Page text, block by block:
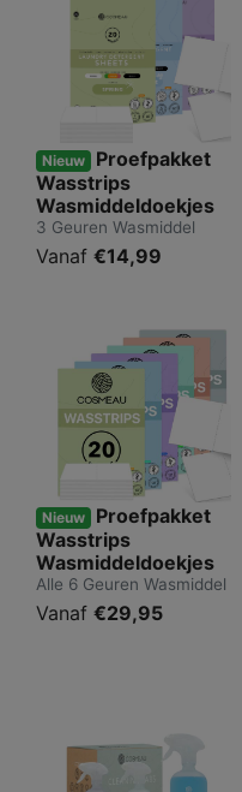
Nieuw Proefpakket
Wasstrips
Wasmiddeldoekjes
3 Geuren Wasmiddel
Vanaf €14,99
Nieuw Proefpakket
Wasstrips
Wasmiddeldoekjes
Alle 6 Geuren Wasmiddel
Vanaf €29,95